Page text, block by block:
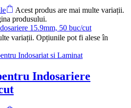
Acest produs are mai multe variații.
produsului.
variații. Opțiunile pot fi alese în
Indosariat si Laminat
Indosariere